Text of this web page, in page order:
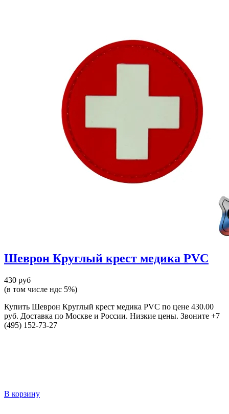
Шеврон Круглый крест медика PVC
430 руб
(в том числе ндс 5%)
Купить Шеврон Круглый крест медика PVC по цене 430.00
руб. Доставка по Москве и России. Низкие цены. Звоните +7
(495) 152-73-27
В корзину